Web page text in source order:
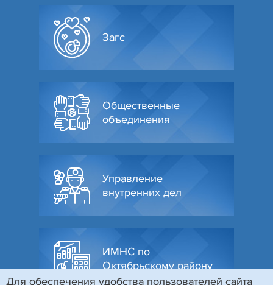
Загс
Общественные
объединения
Управление
внутренних дел
ИМНС по
Октябрьскому району
Для обеспечения удобства пользователей сайта